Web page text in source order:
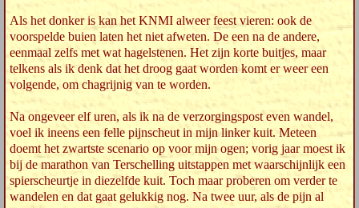
Als het donker is kan het KNMI alweer feest vieren: ook de
voorspelde buien laten het niet afweten. De een na de andere,
eenmaal zelfs met wat hagelstenen. Het zijn korte buitjes, maar
telkens als ik denk dat het droog gaat worden komt er weer een
volgende, om chagrijnig van te worden.
Na ongeveer elf uren, als ik na de verzorgingspost even wandel,
voel ik ineens een felle pijnscheut in mijn linker kuit. Meteen
doemt het zwartste scenario op voor mijn ogen; vorig jaar moest ik
bij de marathon van Terschelling uitstappen met waarschijnlijk een
spierscheurtje in diezelfde kuit. Toch maar proberen om verder te
wandelen en dat gaat gelukkig nog. Na twee uur, als de pijn al